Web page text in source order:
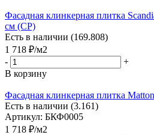
Фасадная клинкерная плитка
см (CP)
Есть в наличии (169.808)
1 718 ₽/м2
-
+
В корзину
Фасадная клинкерная плитка
Есть в наличии (3.161)
Артикул: БКФ0005
1 718 ₽/м2